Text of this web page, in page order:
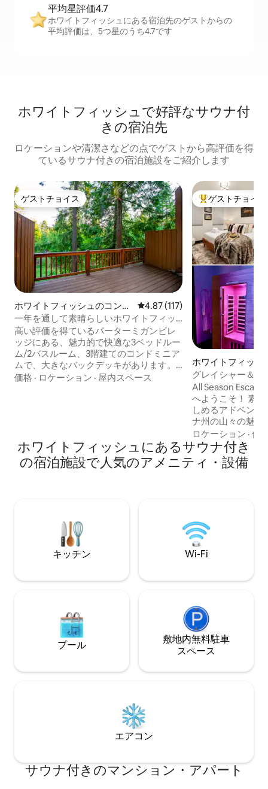
平均星評価4.7
ホワイトフィッシュにある宿泊先のゲストからの
平均評価は、5つ星のうち4.7です
ホワイトフィッシュで好評なサウナ付
きの宿泊先
ロケーションや清潔さなどの点でゲストから高評価を得
ているサウナ付きの宿泊施設をご紹介します
ゲストチョイス
ゲストチョイス
ホワイトフィッシュのコンド
ミニアム
レビュー117件、5つ星中4.87つ
4.87 (117)
一年を通して素晴らしいホワイトフィッ
シュマウンテンのコンドミニアム - 8名様
用
高い評価を得ているパーターミガンビレ
ッジにある、魅力的で快適な3ベッドルー
ム/2バスルーム、3階建てのコンドミニア
ムで、大きなバックデッキがあります。
8名様が快適にご宿泊いただけます。寝室
にあります。 素晴らしいグレイシャー国
立公園からわずか30マイルです。 屋内・
屋外プール、ホットタブ、ドライサウ
価格 · ロケーション · 屋内スペース
大好評のゲスト
ゲストチョイス
ホワイトフィッシ
長屋
グレイシャー＆ス
ナ、プランジプー
All Season
へようこそ！ 素晴らしい風景と一年中楽
しめるアドベン
ナ州の山々の魅力
ジャグジー、冷
えたアルパイン・
り、楽しんだり
ィオ ✔ ペットOK
が便利 モンタナでリラックスして、探索
して、忘れられな
う！
ロケーション ·価
ホワイトフィッシュにあるサウナ付き
の宿泊施設で人気のアメニティ・設備
キッチン Wi-Fi
プール
敷地内無料駐⁠車
ス⁠ペ⁠ー⁠ス
エアコン
サウナ付きのマンション・アパート